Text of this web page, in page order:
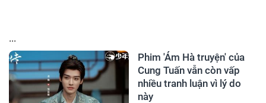
...
Phim 'Ám Hà truyện' của
Cung Tuấn vẫn còn vấp
nhiều tranh luận vì lý do
này